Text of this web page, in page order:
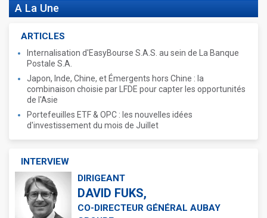
A La Une
ARTICLES
Internalisation d'EasyBourse S.A.S. au sein de La Banque
Postale S.A.
Japon, Inde, Chine, et Émergents hors Chine : la
combinaison choisie par LFDE pour capter les opportunités
de l'Asie
Portefeuilles ETF & OPC : les nouvelles idées
d'investissement du mois de Juillet
INTERVIEW
DIRIGEANT
DAVID FUKS,
CO-DIRECTEUR GÉNÉRAL AUBAY